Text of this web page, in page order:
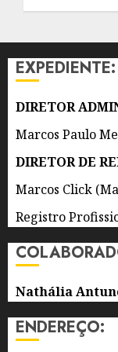
EXPEDIENTE:
DIRETOR
Marcos Paulo
DIRETOR DE
Marcos Click
Registro
Nathália
ENDEREÇO: